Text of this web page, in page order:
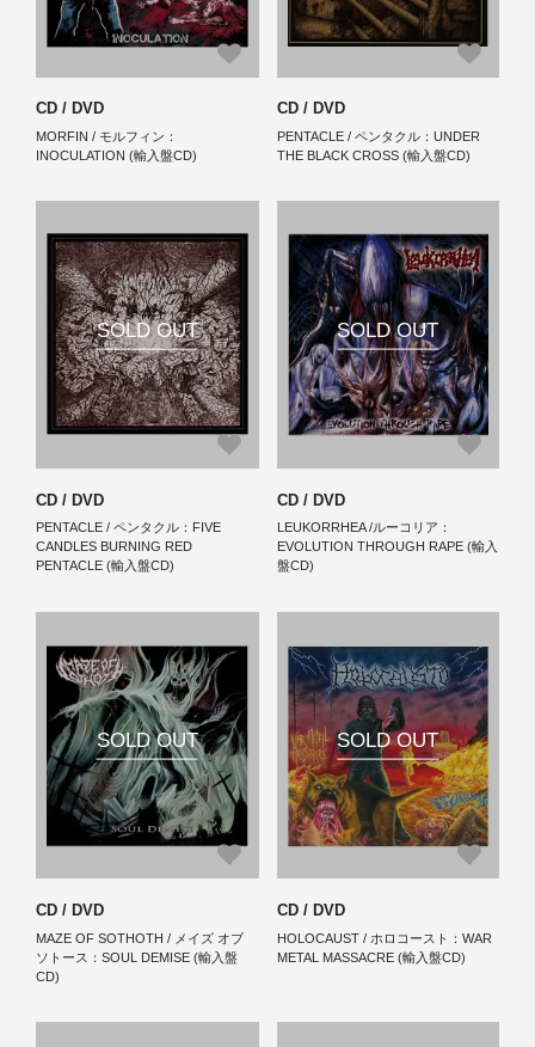
CD / DVD
MORFIN / モルフィン：
INOCULATION (輸入盤CD)
CD / DVD
PENTACLE / ペンタクル：UNDER
THE BLACK CROSS (輸入盤CD)
SOLD OUT
CD / DVD
PENTACLE / ペンタクル：FIVE
CANDLES BURNING RED
PENTACLE (輸入盤CD)
SOLD OUT
CD / DVD
LEUKORRHEA /ルーコリア：
EVOLUTION THROUGH RAPE (輸入
盤CD)
SOLD OUT
CD / DVD
MAZE OF SOTHOTH / メイズ オブ
ソトース：SOUL DEMISE (輸入盤
CD)
SOLD OUT
CD / DVD
HOLOCAUST / ホロコースト：WAR
METAL MASSACRE (輸入盤CD)